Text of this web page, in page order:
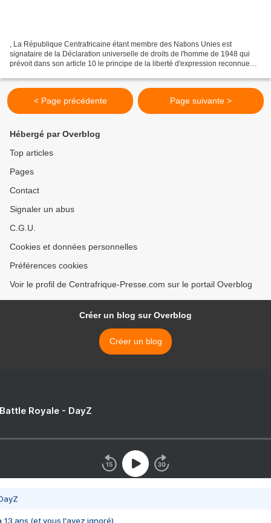
, La République Centrafricaine étant membre des Nations Unies est
signataire de la Déclaration universelle de droits de l'homme de 1948 qui
prévoit dans son article 10 le principe de la liberté d'expression reconnue
< Page précédente Page suivante >
Hébergé par Overblog
Top articles
Pages
Contact
Signaler un abus
C.G.U.
Cookies et données personnelles
Préférences cookies
Voir le profil de Centrafrique-Presse.com sur le portail Overblog
Créer un blog sur Overblog
Créer un blog
Royale - DayZ
13 ans (et vous l'avez ignoré)